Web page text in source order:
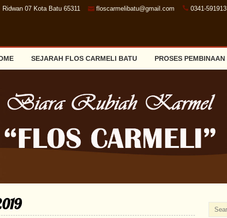
Ridwan 07 Kota Batu 65311 floscarmelibatu@gmail.com 0341-591913
SEJARAH FLOS CARMELI BATU PROSES PEMBINAAN